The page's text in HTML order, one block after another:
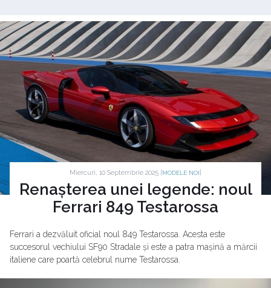
Miercuri, 10 Septembrie 2025 | MODELE NOI
Renașterea unei legende: noul
Ferrari 849 Testarossa
Ferrari a dezvăluit oficial noul 849 Testarossa. Acesta este
succesorul vechiului SF90 Stradale și este a patra mașină a mărcii
italiene care poartă celebrul nume Testarossa.